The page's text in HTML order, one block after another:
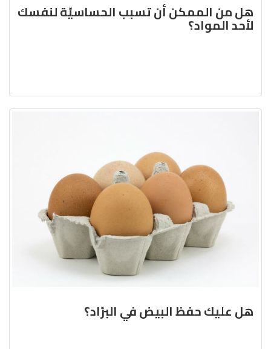
هل من الممكن أن تسبب الحساسيّة لنفسك
لأحد المواد؟
هل عليك حفظ البيض في البرّاد؟